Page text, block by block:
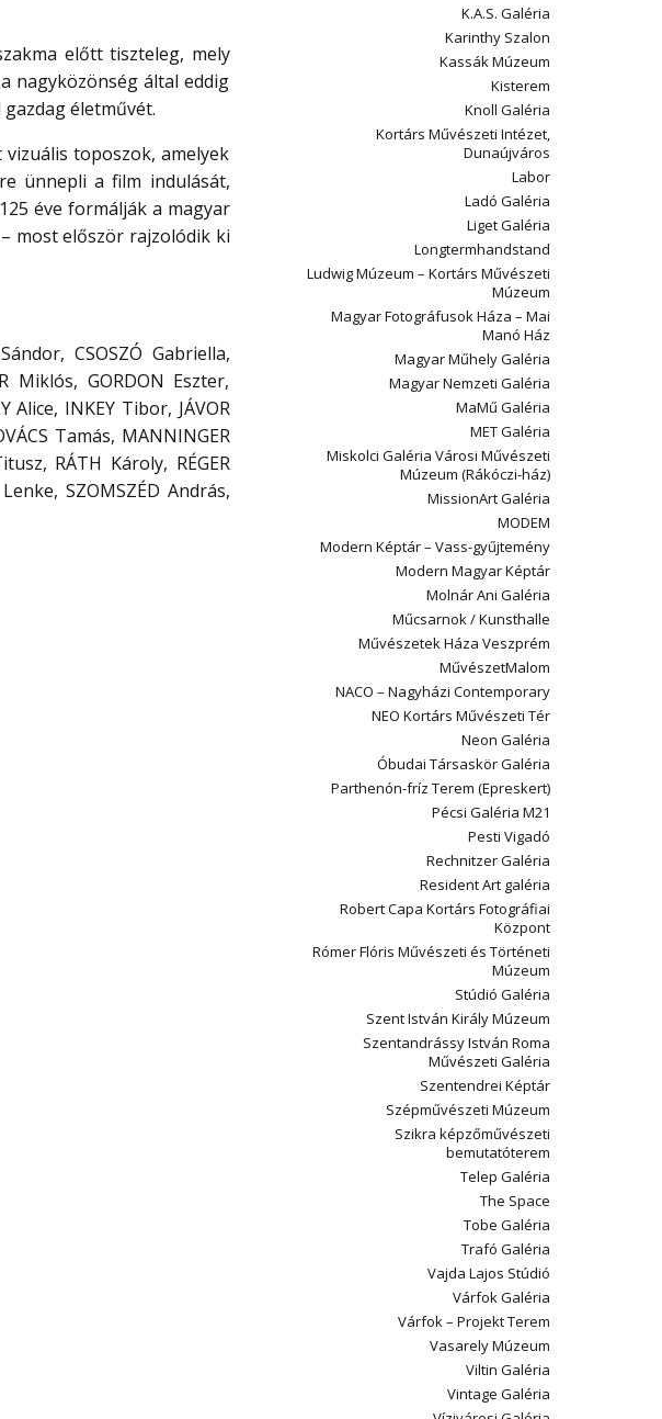
előtt tiszteleg, mely
nagyközönség által eddig
életművét.
toposzok, amelyek
ünnepli a film indulását,
éve formálják a magyar
most először rajzolódik ki
CSOSZÓ Gabriella,
Miklós, GORDON Eszter,
Alice, INKEY Tibor, JÁVOR
Tamás, MANNINGER
RÁTH Károly, RÉGER
SZOMSZÉD András,
K.A.S. Galéria
Karinthy Szalon
Kassák Múzeum
Kisterem
Knoll Galéria
Kortárs Művészeti Intézet,
Dunaújváros
Labor
Ladó Galéria
Liget Galéria
Longtermhandstand
Ludwig Múzeum – Kortárs Művészeti
Múzeum
Magyar Fotográfusok Háza – Mai
Manó Ház
Magyar Műhely Galéria
Magyar Nemzeti Galéria
MaMű Galéria
MET Galéria
Miskolci Galéria Városi Művészeti
Múzeum (Rákóczi-ház)
MissionArt Galéria
MODEM
Modern Képtár – Vass-gyűjtemény
Modern Magyar Képtár
Molnár Ani Galéria
Műcsarnok / Kunsthalle
Művészetek Háza Veszprém
MűvészetMalom
NACO – Nagyházi Contemporary
NEO Kortárs Művészeti Tér
Neon Galéria
Óbudai Társaskör Galéria
Parthenón-fríz Terem (Epreskert)
Pécsi Galéria M21
Pesti Vigadó
Rechnitzer Galéria
Resident Art galéria
Robert Capa Kortárs Fotográfiai
Központ
Rómer Flóris Művészeti és Történeti
Múzeum
Stúdió Galéria
Szent István Király Múzeum
Szentandrássy István Roma
Művészeti Galéria
Szentendrei Képtár
Szépművészeti Múzeum
Szikra képzőművészeti
bemutatóterem
Telep Galéria
The Space
Tobe Galéria
Trafó Galéria
Vajda Lajos Stúdió
Várfok Galéria
Várfok – Projekt Terem
Vasarely Múzeum
Viltin Galéria
Vintage Galéria